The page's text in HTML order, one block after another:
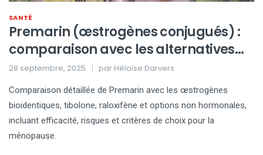
SANTÉ
Premarin (œstrogènes conjugués) :
comparaison avec les alternatives
hormonales et non hormonales
28 septembre, 2025 par Héloïse Darvers
Comparaison détaillée de Premarin avec les œstrogènes
bioidentiques, tibolone, raloxifène et options non hormonales,
incluant efficacité, risques et critères de choix pour la
ménopause.